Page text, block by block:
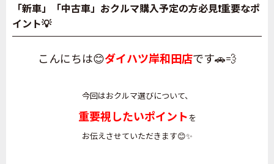
「新車」「中古車」おクルマ購入予定の方必見❗重要なポ
イント💡
こんにちは😊ダイハツ岸和田店です🚗💨
今回はおクルマ選びについて、
重要視したいポイント を
お伝えさせていただきます😊✨